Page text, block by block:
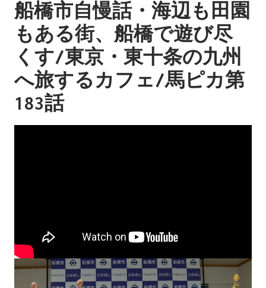
船橋市自慢話・海辺も田園
もある街、船橋で遊び尽
くす/東京・東十条の九州
へ旅するカフェ/馬ピカ第
183話